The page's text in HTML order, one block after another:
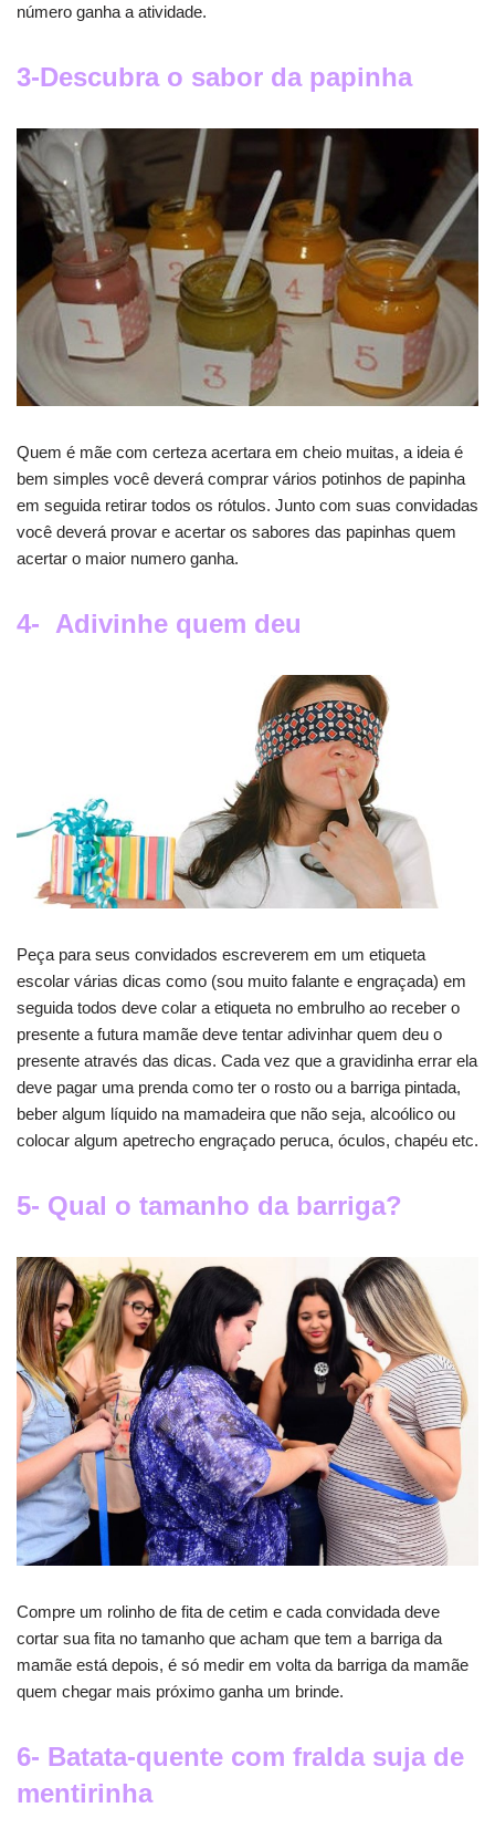
número ganha a atividade.
3-Descubra o sabor da papinha
Quem é mãe com certeza acertara em cheio muitas, a ideia é
bem simples você deverá comprar vários potinhos de papinha
em seguida retirar todos os rótulos. Junto com suas convidadas
você deverá provar e acertar os sabores das papinhas quem
acertar o maior numero ganha.
4- Adivinhe quem deu
Peça para seus convidados escreverem em um etiqueta
escolar várias dicas como (sou muito falante e engraçada) em
seguida todos deve colar a etiqueta no embrulho ao receber o
presente a futura mamãe deve tentar adivinhar quem deu o
presente através das dicas. Cada vez que a gravidinha errar ela
deve pagar uma prenda como ter o rosto ou a barriga pintada,
beber algum líquido na mamadeira que não seja, alcoólico ou
colocar algum apetrecho engraçado peruca, óculos, chapéu etc.
5- Qual o tamanho da barriga?
Compre um rolinho de fita de cetim e cada convidada deve
cortar sua fita no tamanho que acham que tem a barriga da
mamãe está depois, é só medir em volta da barriga da mamãe
quem chegar mais próximo ganha um brinde.
6- Batata-quente com fralda suja de
mentirinha